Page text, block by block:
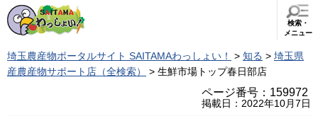
検索・
メニュー
埼玉農産物ポータルサイト SAITAMAわっしょい！ > 知る > 埼玉県
産農産物サポート店（全検索）
> 生鮮市場トップ春日部店
ページ番号：159972
掲載日：2022年10月7日